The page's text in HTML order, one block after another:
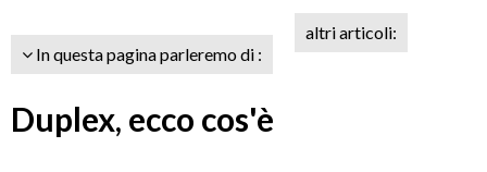
In questa pagina parleremo di :
altri articoli:
Duplex, ecco cos'è